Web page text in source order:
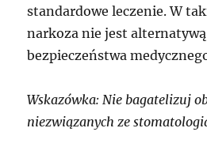
standardowe leczenie. W
narkoza nie jest
bezpieczeństwa
Wskazówka: Nie bagatelizuj
niezwiązanych ze